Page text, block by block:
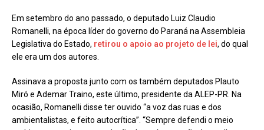
Em setembro do ano passado, o deputado Luiz Claudio
Romanelli, na época líder do governo do Paraná na Assembleia
Legislativa do Estado, retirou o apoio ao projeto de lei, do qual
ele era um dos autores.
Assinava a proposta junto com os também deputados Plauto
Miró e Ademar Traino, este último, presidente da ALEP-PR. Na
ocasião, Romanelli disse ter ouvido “a voz das ruas e dos
ambientalistas, e feito autocrítica”. “Sempre defendi o meio